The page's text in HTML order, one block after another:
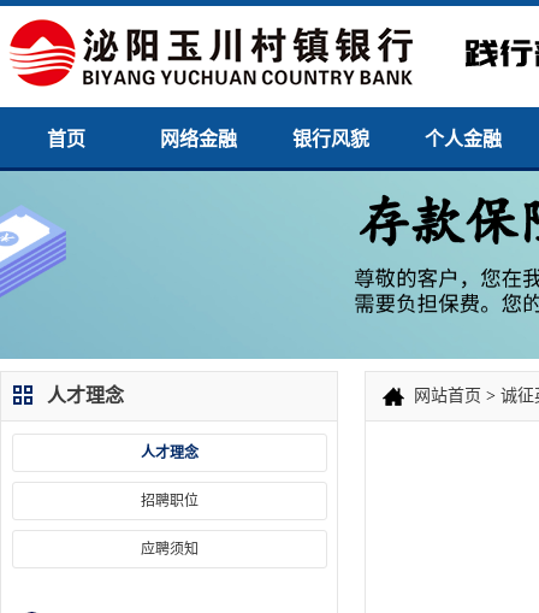
首页 网络金融 银行风貌 个人金融
人才理念
人才理念
招聘职位
应聘须知
网站首页 > 诚征